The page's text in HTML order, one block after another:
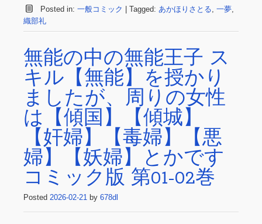
Posted in: 一般コミック Tagged: あかほりさとる 一夢,
織部礼
無能の中の無能王子 ス
キル【無能】を授かり
ましたが、周りの女性
は【傾国】【傾城】
【奸婦】【毒婦】【悪
婦】【妖婦】とかです
コミック版 第01-02巻
Posted 2026-02-21 by 678dl